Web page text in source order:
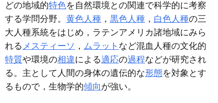
どの地域的特色を自然環境との関連で科学的に考察
する学問分野。 黄色人種 ， 黒色人種 ， 白色人種の三
大人種系統をはじめ，ラテンアメリカ諸地域にみら
れる メスティーソ ， ムラット など混血人種の文化的
特質や環境の相違による適応の過程などが研究され
る。主として人間の身体の遺伝的な形態を対象とす
るもので，生物学的傾向 が強い。